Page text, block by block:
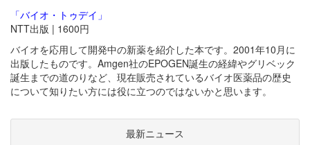
「バイオ・トゥデイ」
NTT出版 | 1600円
バイオを応用して開発中の新薬を紹介した本です。2001年10月に
出版したものです。Amgen社のEPOGEN誕生の経緯やグリベック
誕生までの道のりなど、現在販売されているバイオ医薬品の歴史
について知りたい方には役に立つのではないかと思います。
最新ニュース